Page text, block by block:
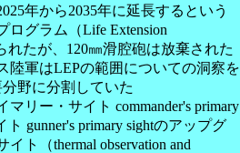
年から2035年に延長するという
ログラム（Life Extension
れたが、120㎜滑腔砲は放棄された
陸軍はLEPの範囲についての洞察を
野に分割していた
リー・サイト commander's primary
gunner's primary sightのアップグ
ト（thermal observation and